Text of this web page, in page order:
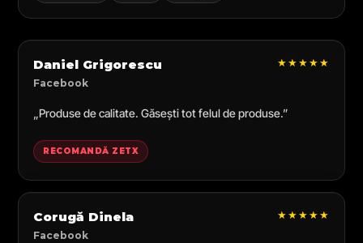
Daniel Grigorescu
Facebook
★★★★★
„Produse de calitate. Găsești tot felul de produse.”
RECOMANDĂ ZETX
Corugă Dinela
Facebook
★★★★★